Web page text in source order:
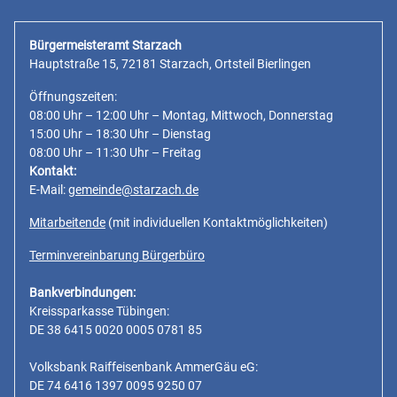
Bürgermeisteramt Starzach
Hauptstraße 15, 72181 Starzach, Ortsteil Bierlingen
Öffnungszeiten:
08:00 Uhr – 12:00 Uhr – Montag, Mittwoch, Donnerstag
15:00 Uhr – 18:30 Uhr – Dienstag
08:00 Uhr – 11:30 Uhr – Freitag
Kontakt:
E-Mail:gemeinde@starzach.de
Mitarbeitende (mit individuellen Kontaktmöglichkeiten)
Terminvereinbarung Bürgerbüro
Bankverbindungen:
Kreissparkasse Tübingen:
DE 38 6415 0020 0005 0781 85
Volksbank Raiffeisenbank AmmerGäu eG:
DE 74 6416 1397 0095 9250 07